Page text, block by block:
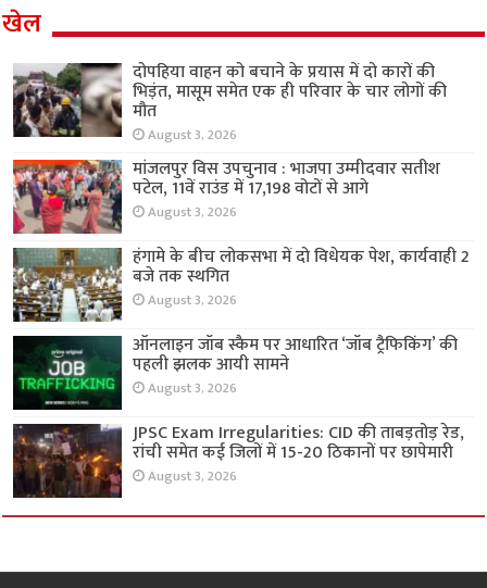
खेल
दोपहिया वाहन को बचाने के प्रयास में दो कारों की
भिड़ंत, मासूम समेत एक ही परिवार के चार लोगों की
मौत
August 3, 2026
मांजलपुर विस उपचुनाव : भाजपा उम्मीदवार सतीश
पटेल, 11वें राउंड में 17,198 वोटों से आगे
August 3, 2026
हंगामे के बीच लोकसभा में दो विधेयक पेश, कार्यवाही 2
बजे तक स्थगित
August 3, 2026
ऑनलाइन जॉब स्कैम पर आधारित ‘जॉब ट्रैफिकिंग’ की
पहली झलक आयी सामने
August 3, 2026
JPSC Exam Irregularities: CID की ताबड़तोड़ रेड,
रांची समेत कई जिलों में 15-20 ठिकानों पर छापेमारी
August 3, 2026